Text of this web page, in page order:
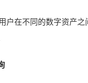
户在不同的数字资产